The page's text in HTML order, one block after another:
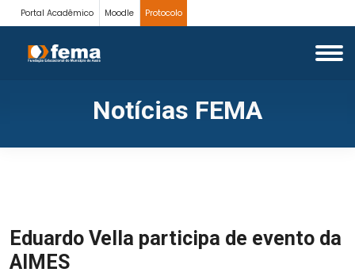
Portal Acadêmico Moodle Protocolo
Notícias FEMA
Eduardo Vella participa de evento da
AIMES